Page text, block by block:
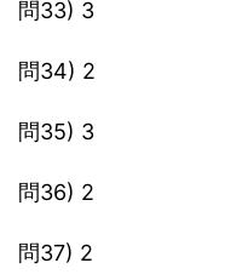
問33) 3
問34) 2
問35) 3
問36) 2
問37) 2